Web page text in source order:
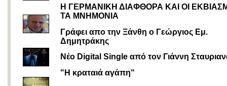
Η ΓΕΡΜΑΝΙΚΗ ΔΙΑΦΘΟΡΑ ΚΑΙ ΟΙ
ΤΑ ΜΝΗΜΟΝΙΑ
Γράφει απο την Ξάνθη ο Γεώργιος Εμ.
Δημητράκης
Νέο Digital Single από τον Γιάννη
"Η κραταιά αγάπη"